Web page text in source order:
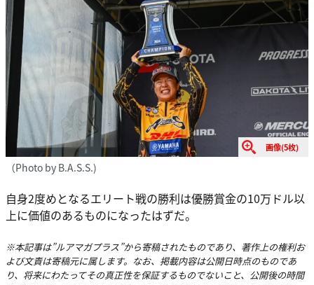
画像(5枚)
（Photo by B.A.S.S.)
自身2度めとなるエリート戦の勝利は優勝賞金の10万ドル以
上に価値のあるものになったはずだ。
※本記事は”ルアマガプラス”から寄稿されたものであり、著作上の権利お
よび文責は寄稿元に属します。なお、掲載内容は公開日時点のものであ
り、将来にわたってその真正性を保証するものでないこと、公開後の時間